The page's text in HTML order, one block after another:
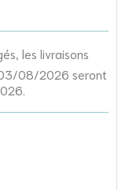
les livraisons
08/2026 seront